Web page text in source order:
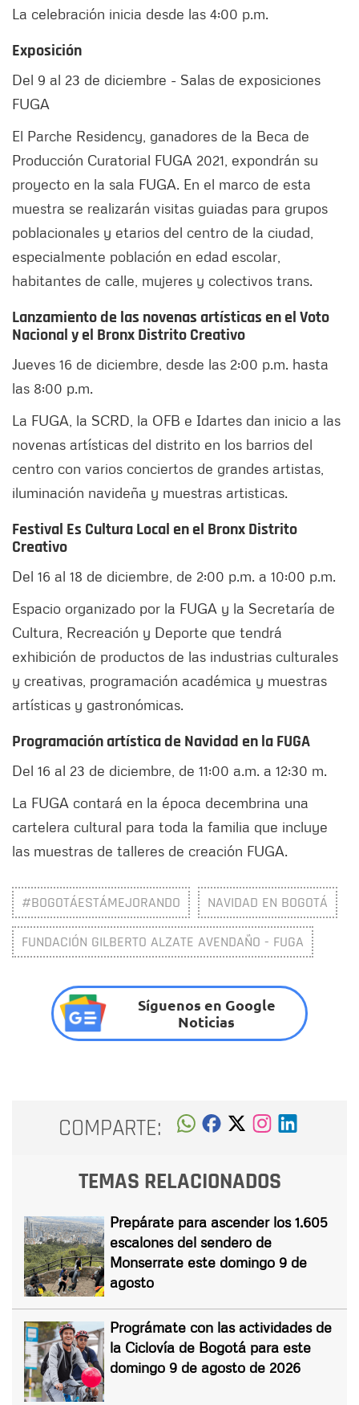
La celebración inicia desde las 4:00 p.m.
Exposición
Del 9 al 23 de diciembre - Salas de exposiciones
FUGA
El Parche Residency, ganadores de la Beca de
Producción Curatorial FUGA 2021, expondrán su
proyecto en la sala FUGA. En el marco de esta
muestra se realizarán visitas guiadas para grupos
poblacionales y etarios del centro de la ciudad,
especialmente población en edad escolar,
habitantes de calle, mujeres y colectivos trans.
Lanzamiento de las novenas artísticas en el Voto
Nacional y el Bronx Distrito Creativo
Jueves 16 de diciembre, desde las 2:00 p.m. hasta
las 8:00 p.m.
La FUGA, la SCRD, la OFB e Idartes dan inicio a las
novenas artísticas del distrito en los barrios del
centro con varios conciertos de grandes artistas,
iluminación navideña y muestras artisticas.
Festival Es Cultura Local en el Bronx Distrito
Creativo
Del 16 al 18 de diciembre, de 2:00 p.m. a 10:00 p.m.
Espacio organizado por la FUGA y la Secretaría de
Cultura, Recreación y Deporte que tendrá
exhibición de productos de las industrias culturales
y creativas, programación académica y muestras
artísticas y gastronómicas.
Programación artística de Navidad en la FUGA
Del 16 al 23 de diciembre, de 11:00 a.m. a 12:30 m.
La FUGA contará en la época decembrina una
cartelera cultural para toda la familia que incluye
las muestras de talleres de creación FUGA.
#BOGOTÁESTÁMEJORANDO NAVIDAD EN BOGOTÁ
FUNDACIÓN GILBERTO ALZATE AVENDAÑO - FUGA
Síguenos en Google
Noticias
COMPARTE:
TEMAS RELACIONADOS
Prepárate para ascender los 1.605
escalones del sendero de
Monserrate este domingo 9 de
agosto
Prográmate con las actividades de
la Ciclovía de Bogotá para este
domingo 9 de agosto de 2026